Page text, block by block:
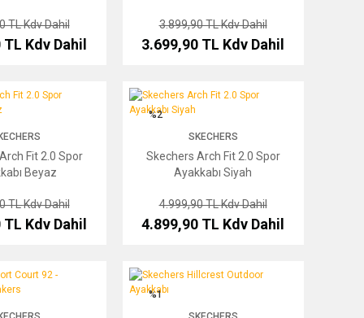
TLKdv Dahil
TL Kdv Dahil
3.899,90 TLKdv Dahil
3.699,90 TL Kdv Dahil
2.0 Spor Ayakkabı Beyaz
Fit 2.0 Spor
Beyaz
TLKdv Dahil
TL Kdv Dahil
Skechers Arch Fit 2.0 Spor Ayakkabı Siyah
%2
SKECHERS
Skechers Arch Fit 2.0 Spor
Ayakkabı Siyah
4.999,90 TLKdv Dahil
4.899,90 TL Kdv Dahil
92 - IIIustrious SneakersSkechers Hillcrest Outdoor Ayakkabı
%1